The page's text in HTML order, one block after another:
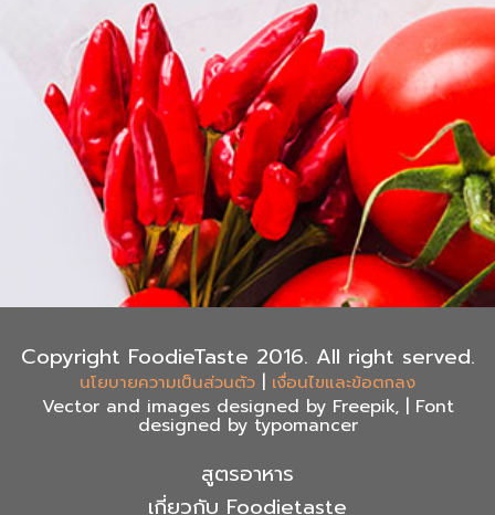
Copyright FoodieTaste 2016. All right served.
นโยบายความเป็นส่วนตัว | เงื่อนไขและข้อตกลง
Vector and images designed by Freepik, | Font
designed by typomancer
สูตรอาหาร
เกี่ยวกับ Foodietaste